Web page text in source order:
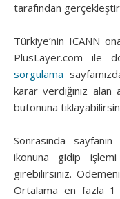
tarafından
Türkiye’nin ICANN
PlusLayer.com ile
sorgulama
karar verdiğiniz alan
butonuna
Sonrasında
ikonuna gidip
girebilirsiniz.
Ortalama en fazla 1